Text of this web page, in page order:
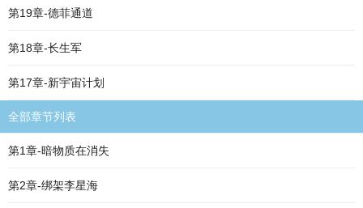
第19章-德菲通道
第18章-长生军
第17章-新宇宙计划
全部章节列表
第1章-暗物质在消失
第2章-绑架李星海